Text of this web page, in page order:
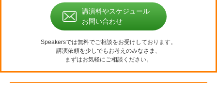
講演料やスケジュール
お問い合わせ
Speakersでは無料でご相談をお受けしております。
講演依頼を少しでもお考えのみなさま、
まずはお気軽にご相談ください。